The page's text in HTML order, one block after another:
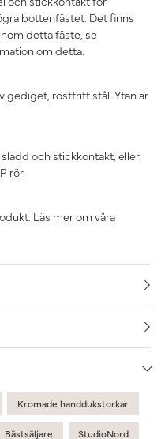
bottenfästet. Det finns
detta fäste, se
om detta.
gediget, rostfritt stål. Ytan är
och stickkontakt, eller
rör.
Läs mer om våra
Kromade handdukstorkar
Bästsäljare StudioNord